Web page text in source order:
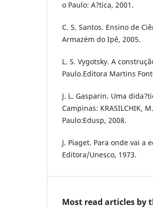
o Paulo: A?tica, 2001.
C. S. Santos. Ensino de
Armazém do Ipê, 2005.
L. S. Vygotsky. A
Paulo.Editora Martins
J. L. Gasparin. Uma
Campinas: KRASILCHIK,
Paulo:Edusp, 2008.
J. Piaget. Para onde vai a
Editora/Unesco, 1973.
Most read articles by